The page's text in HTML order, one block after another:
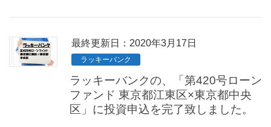
最終更新日：2020年3月17日
ラッキーバンク
ラッキーバンクの、「第420号ローン
ファンド 東京都江東区×東京都中央
区」に投資申込を完了致しました。